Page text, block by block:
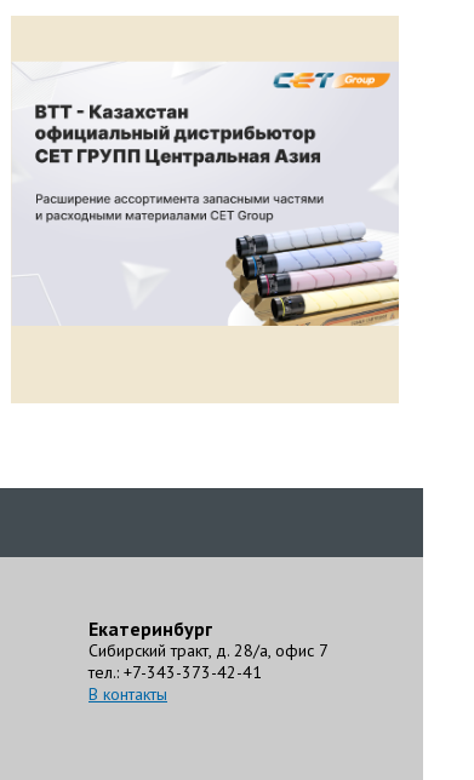
Екатеринбург
Сибирский тракт, д. 28/а, офис 7
тел.: +7-343-373-42-41
В контакты